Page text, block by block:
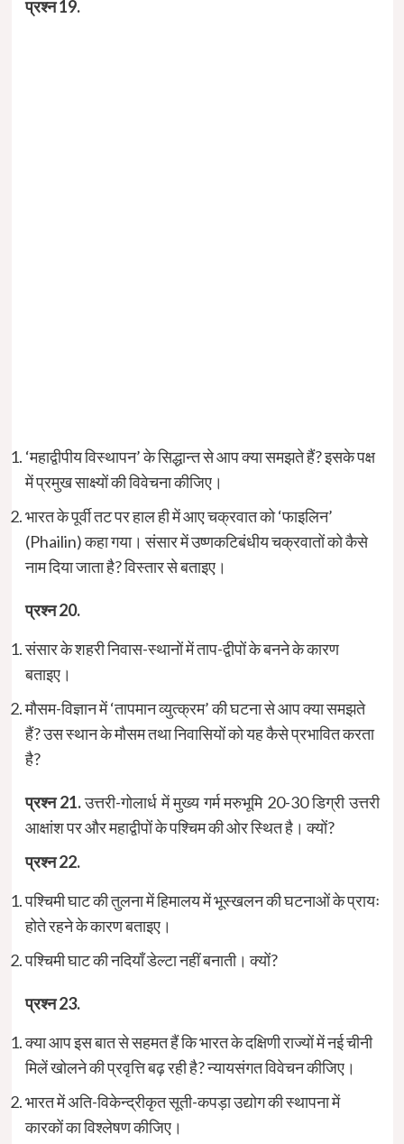
प्रश्न 19.
‘महाद्वीपीय विस्थापन’ के सिद्धान्त से आप क्या समझते हैं? इसके पक्ष
में प्रमुख साक्ष्यों की विवेचना कीजिए।
भारत के पूर्वी तट पर हाल ही में आए चक्रवात को ‘फाइलिन’
(Phailin) कहा गया। संसार में उष्णकटिबंधीय चक्रवातों को कैसे
नाम दिया जाता है? विस्तार से बताइए।
प्रश्न 20.
संसार के शहरी निवास-स्थानों में ताप-द्वीपों के बनने के कारण
बताइए।
मौसम-विज्ञान में ‘तापमान व्युत्क्रम’ की घटना से आप क्या समझते
हैं? उस स्थान के मौसम तथा निवासियों को यह कैसे प्रभावित करता
है?
प्रश्न 21.उत्तरी-गोलार्ध में मुख्य गर्म मरुभूमि 20-30 डिग्री उत्तरी
आक्षांश पर और महाद्वीपों के पश्चिम की ओर स्थित है। क्यों?
प्रश्न 22.
पश्चिमी घाट की तुलना में हिमालय में भूस्खलन की घटनाओं के प्रायः
होते रहने के कारण बताइए।
पश्चिमी घाट की नदियाँ डेल्टा नहीं बनाती। क्यों?
प्रश्न 23.
क्या आप इस बात से सहमत हैं कि भारत के दक्षिणी राज्यों में नई चीनी
मिलें खोलने की प्रवृत्ति बढ़ रही है? न्यायसंगत विवेचन कीजिए।
भारत में अति-विकेन्द्रीकृत सूती-कपड़ा उद्योग की स्थापना में
कारकों का विश्लेषण कीजिए।